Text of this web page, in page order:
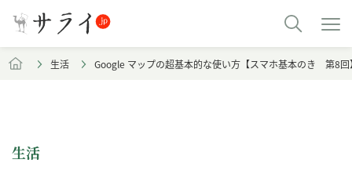
生活 Google マップの超基本的な使い方【スマホ基本のき 第8回
生活